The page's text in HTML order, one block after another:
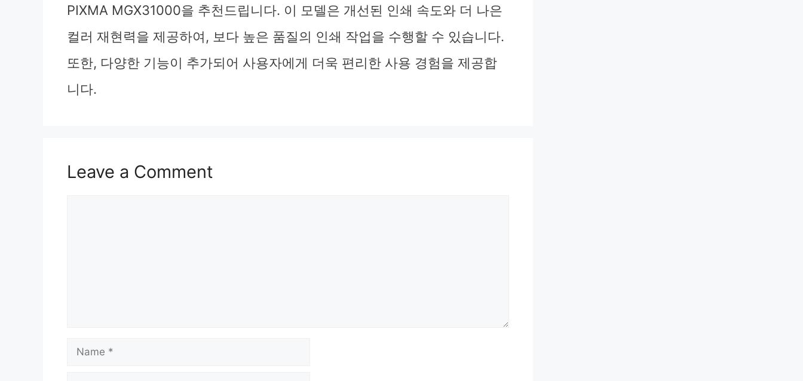
PIXMA MGX31000을 추천드립니다. 이 모델은 개선된 인쇄 속도와 더 나은
컬러 재현력을 제공하여, 보다 높은 품질의 인쇄 작업을 수행할 수 있습니다.
또한, 다양한 기능이 추가되어 사용자에게 더욱 편리한 사용 경험을 제공합
니다.
Leave a Comment
Name